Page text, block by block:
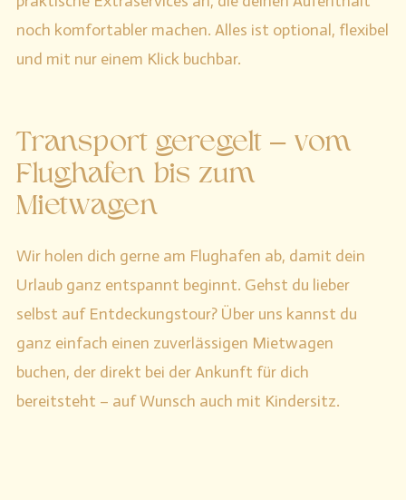
noch komfortabler machen. Alles ist optional, flexibel
und mit nur einem Klick buchbar.
Transport geregelt – vom
Flughafen bis zum
Mietwagen
Wir holen dich gerne am Flughafen ab, damit dein
Urlaub ganz entspannt beginnt. Gehst du lieber
selbst auf Entdeckungstour? Über uns kannst du
ganz einfach einen zuverlässigen Mietwagen
buchen, der direkt bei der Ankunft für dich
bereitsteht – auf Wunsch auch mit Kindersitz.